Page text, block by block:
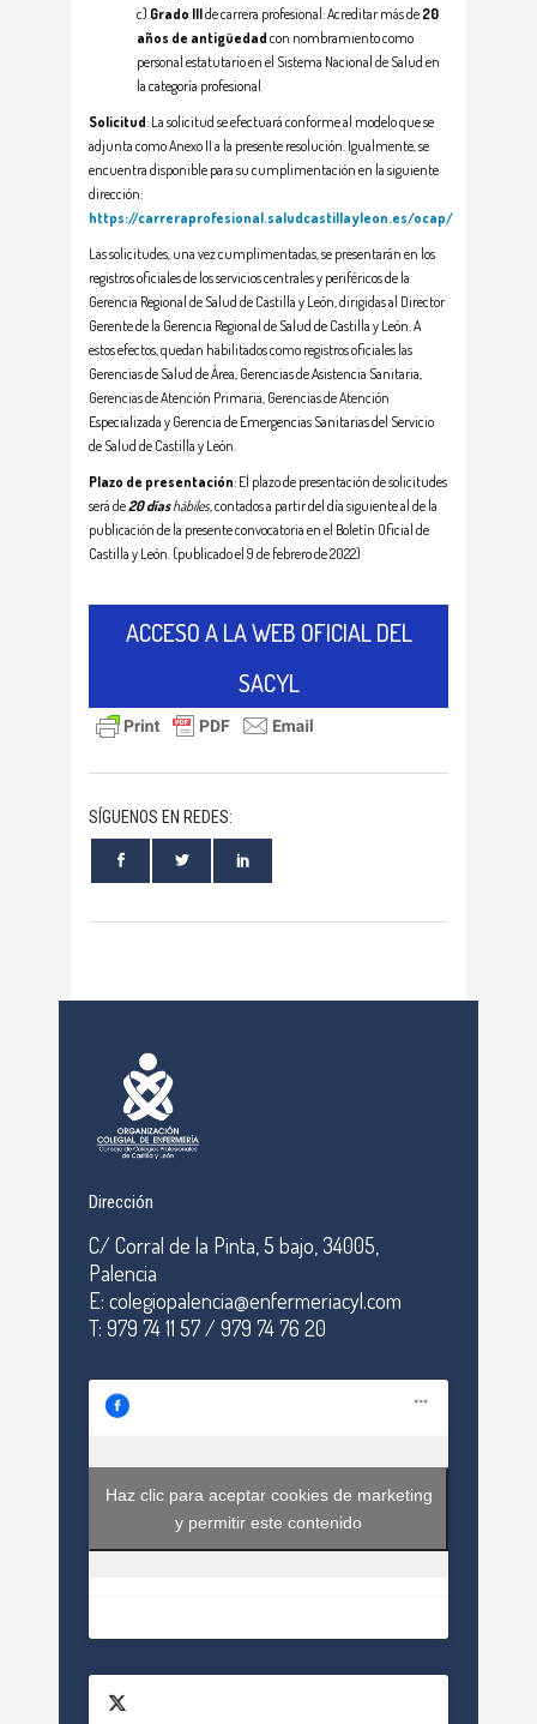
c) Grado IIIde carrera profesional: Acreditar más de 20
años de antigüedad con nombramiento como
personal estatutario en el Sistema Nacional de Salud en
la categoría profesional
Solicitud: La solicitud se efectuará conforme al modelo que se
adjunta como Anexo II a la presente resolución. Igualmente, se
encuentra disponible para su cumplimentación en la siguiente
dirección:
https://carreraprofesional.saludcastillayleon.es/ocap/
Las solicitudes, una vez cumplimentadas, se presentarán en los
registros oficiales de los servicios centrales y periféricos de la
Gerencia Regional de Salud de Castilla y León, dirigidas al Director
Gerente de la Gerencia Regional de Salud de Castilla y León. A
estos efectos, quedan habilitados como registros oficiales las
Gerencias de Salud de Área, Gerencias de Asistencia Sanitaria,
Gerencias de Atención Primaria, Gerencias de Atención
Especializada y Gerencia de Emergencias Sanitarias del Servicio
de Salud de Castilla y León.
Plazo de presentación: El plazo de presentación de solicitudes
será de20 díashábiles, contados a partir del día siguiente al de la
publicación de la presente convocatoria en el Boletín Oficial de
Castilla y León. (publicado el 9 de febrero de 2022)
ACCESO A LA WEB OFICIAL DEL
SACYL
SÍGUENOS EN REDES:
Dirección
C/ Corral de la Pinta, 5 bajo, 34005,
Palencia
E: colegiopalencia@enfermeriacyl.com
T: 979 74 11 57 / 979 74 76 20
Haz clic para aceptar cookies de marketing
y permitir este contenido